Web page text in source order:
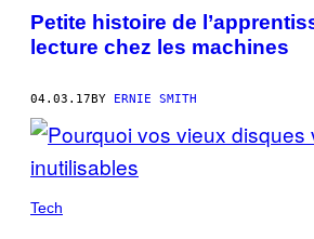
Petite histoire de
lecture chez les machines
04.03.17BY ERNIE SMITH
Tech